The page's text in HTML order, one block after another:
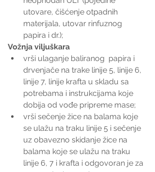
utovare, čišćenje otpadnih
materijala, utovar rinfuznog
papira i dr.);
Vožnja viljuškara
vrši ulaganje baliranog  papira i
drvenjače na trake linije 5, linije 6,
linije 7, linije krafta u skladu sa
potrebama i instrukcijama koje
dobija od vođe pripreme mase;
vrši sečenje žice na balama koje
se ulažu na traku linije 5 i sečenje
uz obavezno skidanje žice na
balama koje se ulažu na traku
linije 6, 7 i krafta i odgovoran je za